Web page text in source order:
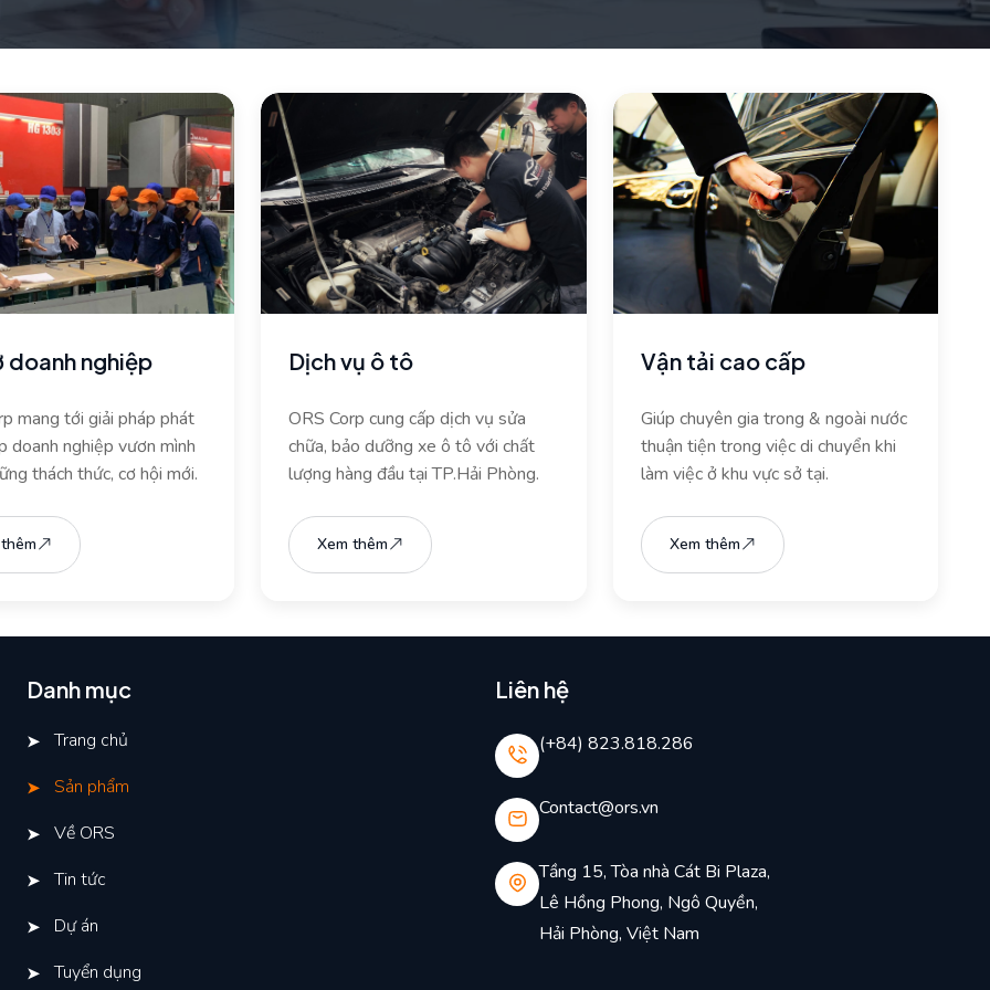
doanh nghiệp
mang tới giải pháp phát
doanh nghiệp vươn mình
thách thức, cơ hội mới.
Dịch vụ ô tô
ORS Corp cung cấp dịch vụ sửa
chữa, bảo dưỡng xe ô tô với chất
lượng hàng đầu tại TP.Hải Phòng.
Xem thêm
Vận tải cao cấp
Giúp chuyên gia trong & ngoài nước
thuận tiện trong việc di chuyển khi
làm việc ở khu vực sở tại.
Xem thêm
Danh mục
Trang chủ
Sản phẩm
Về ORS
Tin tức
Dự án
Tuyển dụng
Liên hệ
(+84) 823.818.286
Contact@ors.vn
Tầng 15, Tòa nhà Cát Bi Plaza,
Lê Hồng Phong, Ngô Quyền,
Hải Phòng, Việt Nam